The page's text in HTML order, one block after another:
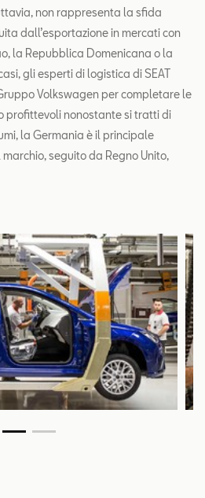
non rappresenta la sfida
dall’esportazione in mercati con
la Repubblica Domenicana o la
gli esperti di logistica di SEAT
Volkswagen per completare le
profittevoli nonostante si tratti di
la Germania è il principale
seguito da Regno Unito,